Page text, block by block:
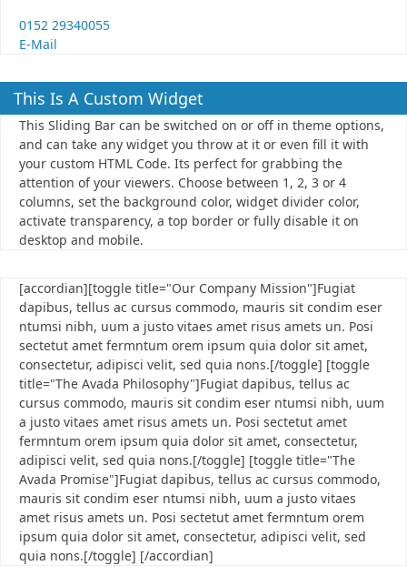
0152 29340055
E-Mail
This Is A Custom Widget
This Sliding Bar can be switched on or off in theme options,
and can take any widget you throw at it or even fill it with
your custom HTML Code. Its perfect for grabbing the
attention of your viewers. Choose between 1, 2, 3 or 4
columns, set the background color, widget divider color,
activate transparency, a top border or fully disable it on
desktop and mobile.
[accordian][toggle title="Our Company Mission"]Fugiat
dapibus, tellus ac cursus commodo, mauris sit condim eser
ntumsi nibh, uum a justo vitaes amet risus amets un. Posi
sectetut amet fermntum orem ipsum quia dolor sit amet,
consectetur, adipisci velit, sed quia nons.[/toggle] [toggle
title="The Avada Philosophy"]Fugiat dapibus, tellus ac
cursus commodo, mauris sit condim eser ntumsi nibh, uum
a justo vitaes amet risus amets un. Posi sectetut amet
fermntum orem ipsum quia dolor sit amet, consectetur,
adipisci velit, sed quia nons.[/toggle] [toggle title="The
Avada Promise"]Fugiat dapibus, tellus ac cursus commodo,
mauris sit condim eser ntumsi nibh, uum a justo vitaes
amet risus amets un. Posi sectetut amet fermntum orem
ipsum quia dolor sit amet, consectetur, adipisci velit, sed
quia nons.[/toggle] [/accordian]